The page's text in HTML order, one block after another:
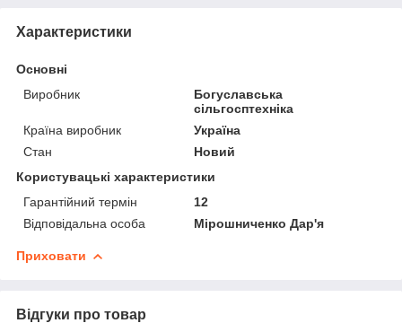
Характеристики
Основні
Виробник
Богуславська
сільгосптехніка
Країна виробник
Україна
Стан
Новий
Користувацькі характеристики
Гарантійний термін
12
Відповідальна особа
Мірошниченко Дар'я
Приховати
Відгуки про товар